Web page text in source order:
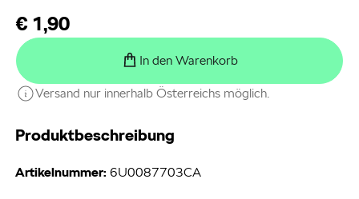
Produktbeschreibung
Artikelnummer: 6U0087703CA
€ 1,90
In den Warenkorb
Versand nur innerhalb Österreichs möglich.